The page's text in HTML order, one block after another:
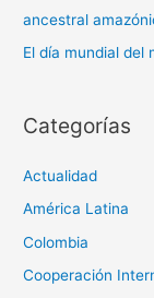
ancestral
El día mundial del
Categorías
Actualidad
América Latina
Colombia
Cooperación